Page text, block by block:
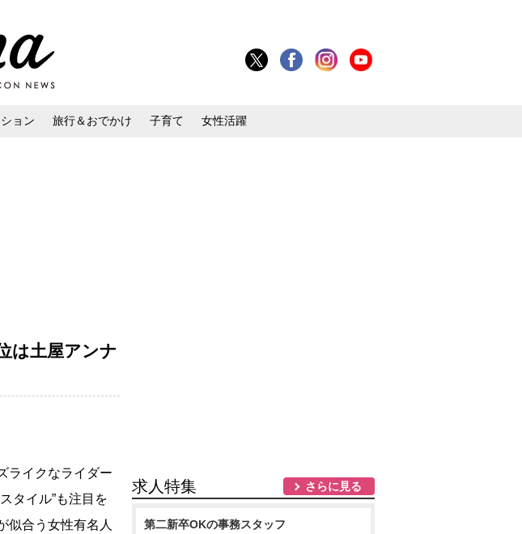
ョン 旅行＆おでかけ 子育て 女性活躍
は土屋アンナ
ライクなライダー
タイル”も注目を
似合う女性有名人
求人特集 さらに見る
第二新卒OKの事務スタッフ